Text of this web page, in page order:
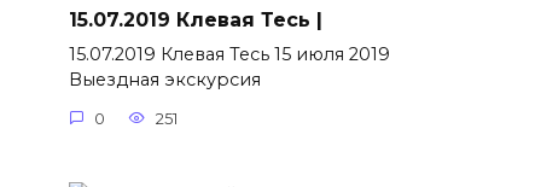
15.07.2019 Клевая Тесь |
15.07.2019 Клевая Тесь 15 июля 2019
Выездная экскурсия
0 251